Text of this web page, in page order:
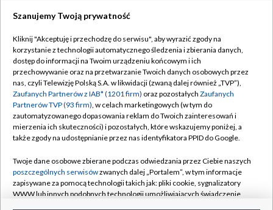
TVP
Abonament TVP
Emisja w TVP
Centrum informacji TVP
Naziemna Telewizja Cyfrowa
Rada Programowa
System NOS
Regulamin TVP
Polityka prywatności
Moje zgody
Pomoc
Kontakt
Szanujemy Twoją prywatność
Kliknij "Akceptuję i przechodzę do serwisu", aby wyrazić zgody na
korzystanie z technologii automatycznego śledzenia i zbierania danych,
dostęp do informacji na Twoim urządzeniu końcowym i ich
przechowywanie oraz na przetwarzanie Twoich danych osobowych przez
nas, czyli Telewizję Polską S.A. w likwidacji (zwaną dalej również „TVP”),
Zaufanych Partnerów z IAB* (1201 firm) oraz pozostałych Zaufanych
Partnerów TVP (93 firm), w celach marketingowych (w tym do
zautomatyzowanego dopasowania reklam do Twoich zainteresowań i
mierzenia ich skuteczności) i pozostałych, które wskazujemy poniżej, a
także zgody na udostępnianie przez nas identyfikatora PPID do Google.
Twoje dane osobowe zbierane podczas odwiedzania przez Ciebie naszych
poszczególnych serwisówzwanych dalej „Portalem”, w tym informacje
zapisywane za pomocą technologii takich jak: pliki cookie, sygnalizatory
WWW lub innych podobnych technologii umożliwiających świadczenie